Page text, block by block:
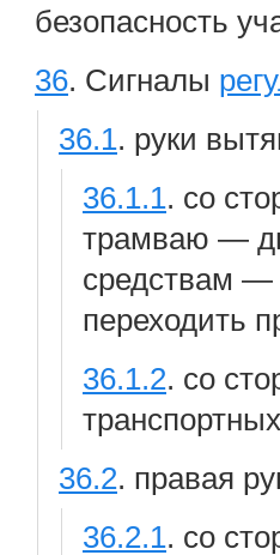
безопасность
36. Сигналы
36.1. руки
36.1.1. со
трамваю —
средствам
переходить
36.1.2. со
36.2. правая
36.2.1. со